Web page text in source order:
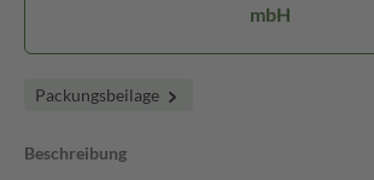
mbH
Packungsbeilage
Beschreibung